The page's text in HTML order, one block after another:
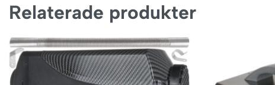
Relaterade produkter